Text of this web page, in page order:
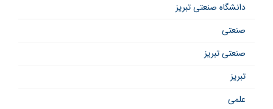
دانشگاه صنعتی تبریز
صنعتی
صنعتی تبریز
تبریز
علمی